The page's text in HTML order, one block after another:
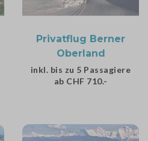
Privatflug Berner
Oberland
inkl. bis zu 5 Passagiere
ab CHF 710.-